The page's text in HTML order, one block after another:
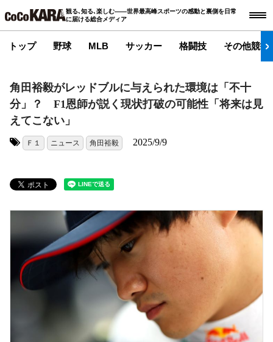
観る､知る､楽しむ――世界最高峰スポーツの感動と裏側を日常
に届ける総合メディア
トップ 野球 MLB サッカー 格闘技 その他競技
角田裕毅がレッドブルに与えられた環境は「不十
分」？ F1恩師が説く現状打破の可能性「将来は見
えてこない」
Ｆ１ ニュース 角田裕毅 2025/9/9